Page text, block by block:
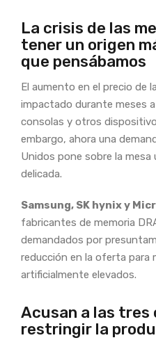
La crisis de las
tener un origen
que pensábamos
El aumento en el precio de
impactado durante meses
consolas y otros
embargo, ahora una
Unidos pone sobre la
delicada.
Samsung, SK hynix y
fabricantes de memoria
demandados por
reducción en la oferta para
artificialmente elevados.
Acusan a las tres
restringir la